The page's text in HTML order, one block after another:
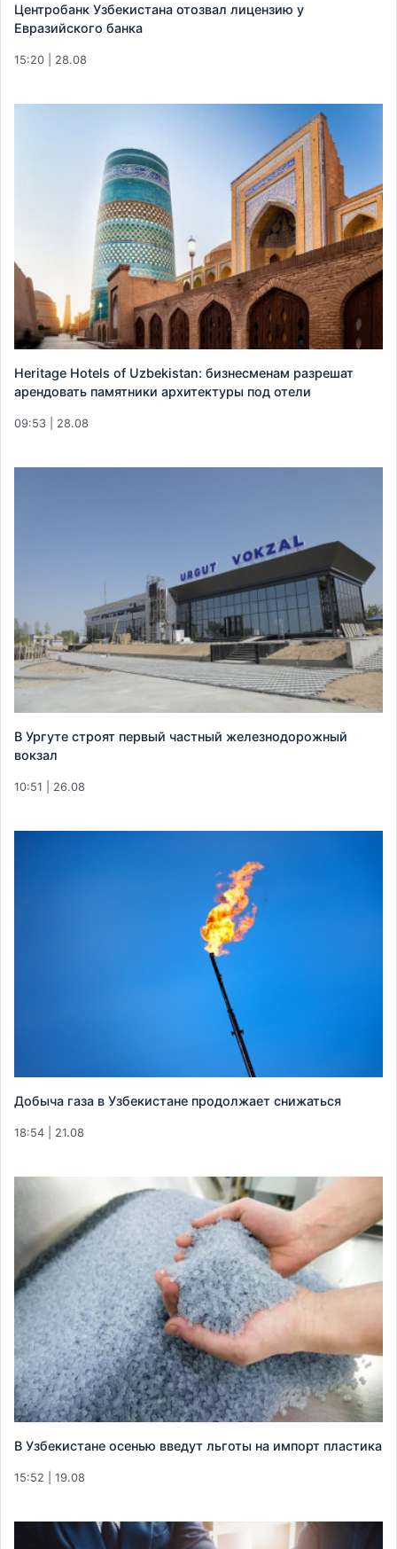
Центробанк Узбекистана отозвал лицензию у
Евразийского банка
15:20 | 28.08
Heritage Hotels of Uzbekistan: бизнесменам разрешат
арендовать памятники архитектуры под отели
09:53 | 28.08
В Ургуте строят первый частный железнодорожный
вокзал
10:51 | 26.08
Добыча газа в Узбекистане продолжает снижаться
18:54 | 21.08
В Узбекистане осенью введут льготы на импорт пластика
15:52 | 19.08